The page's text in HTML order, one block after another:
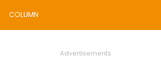
COLUMN
Advertisements